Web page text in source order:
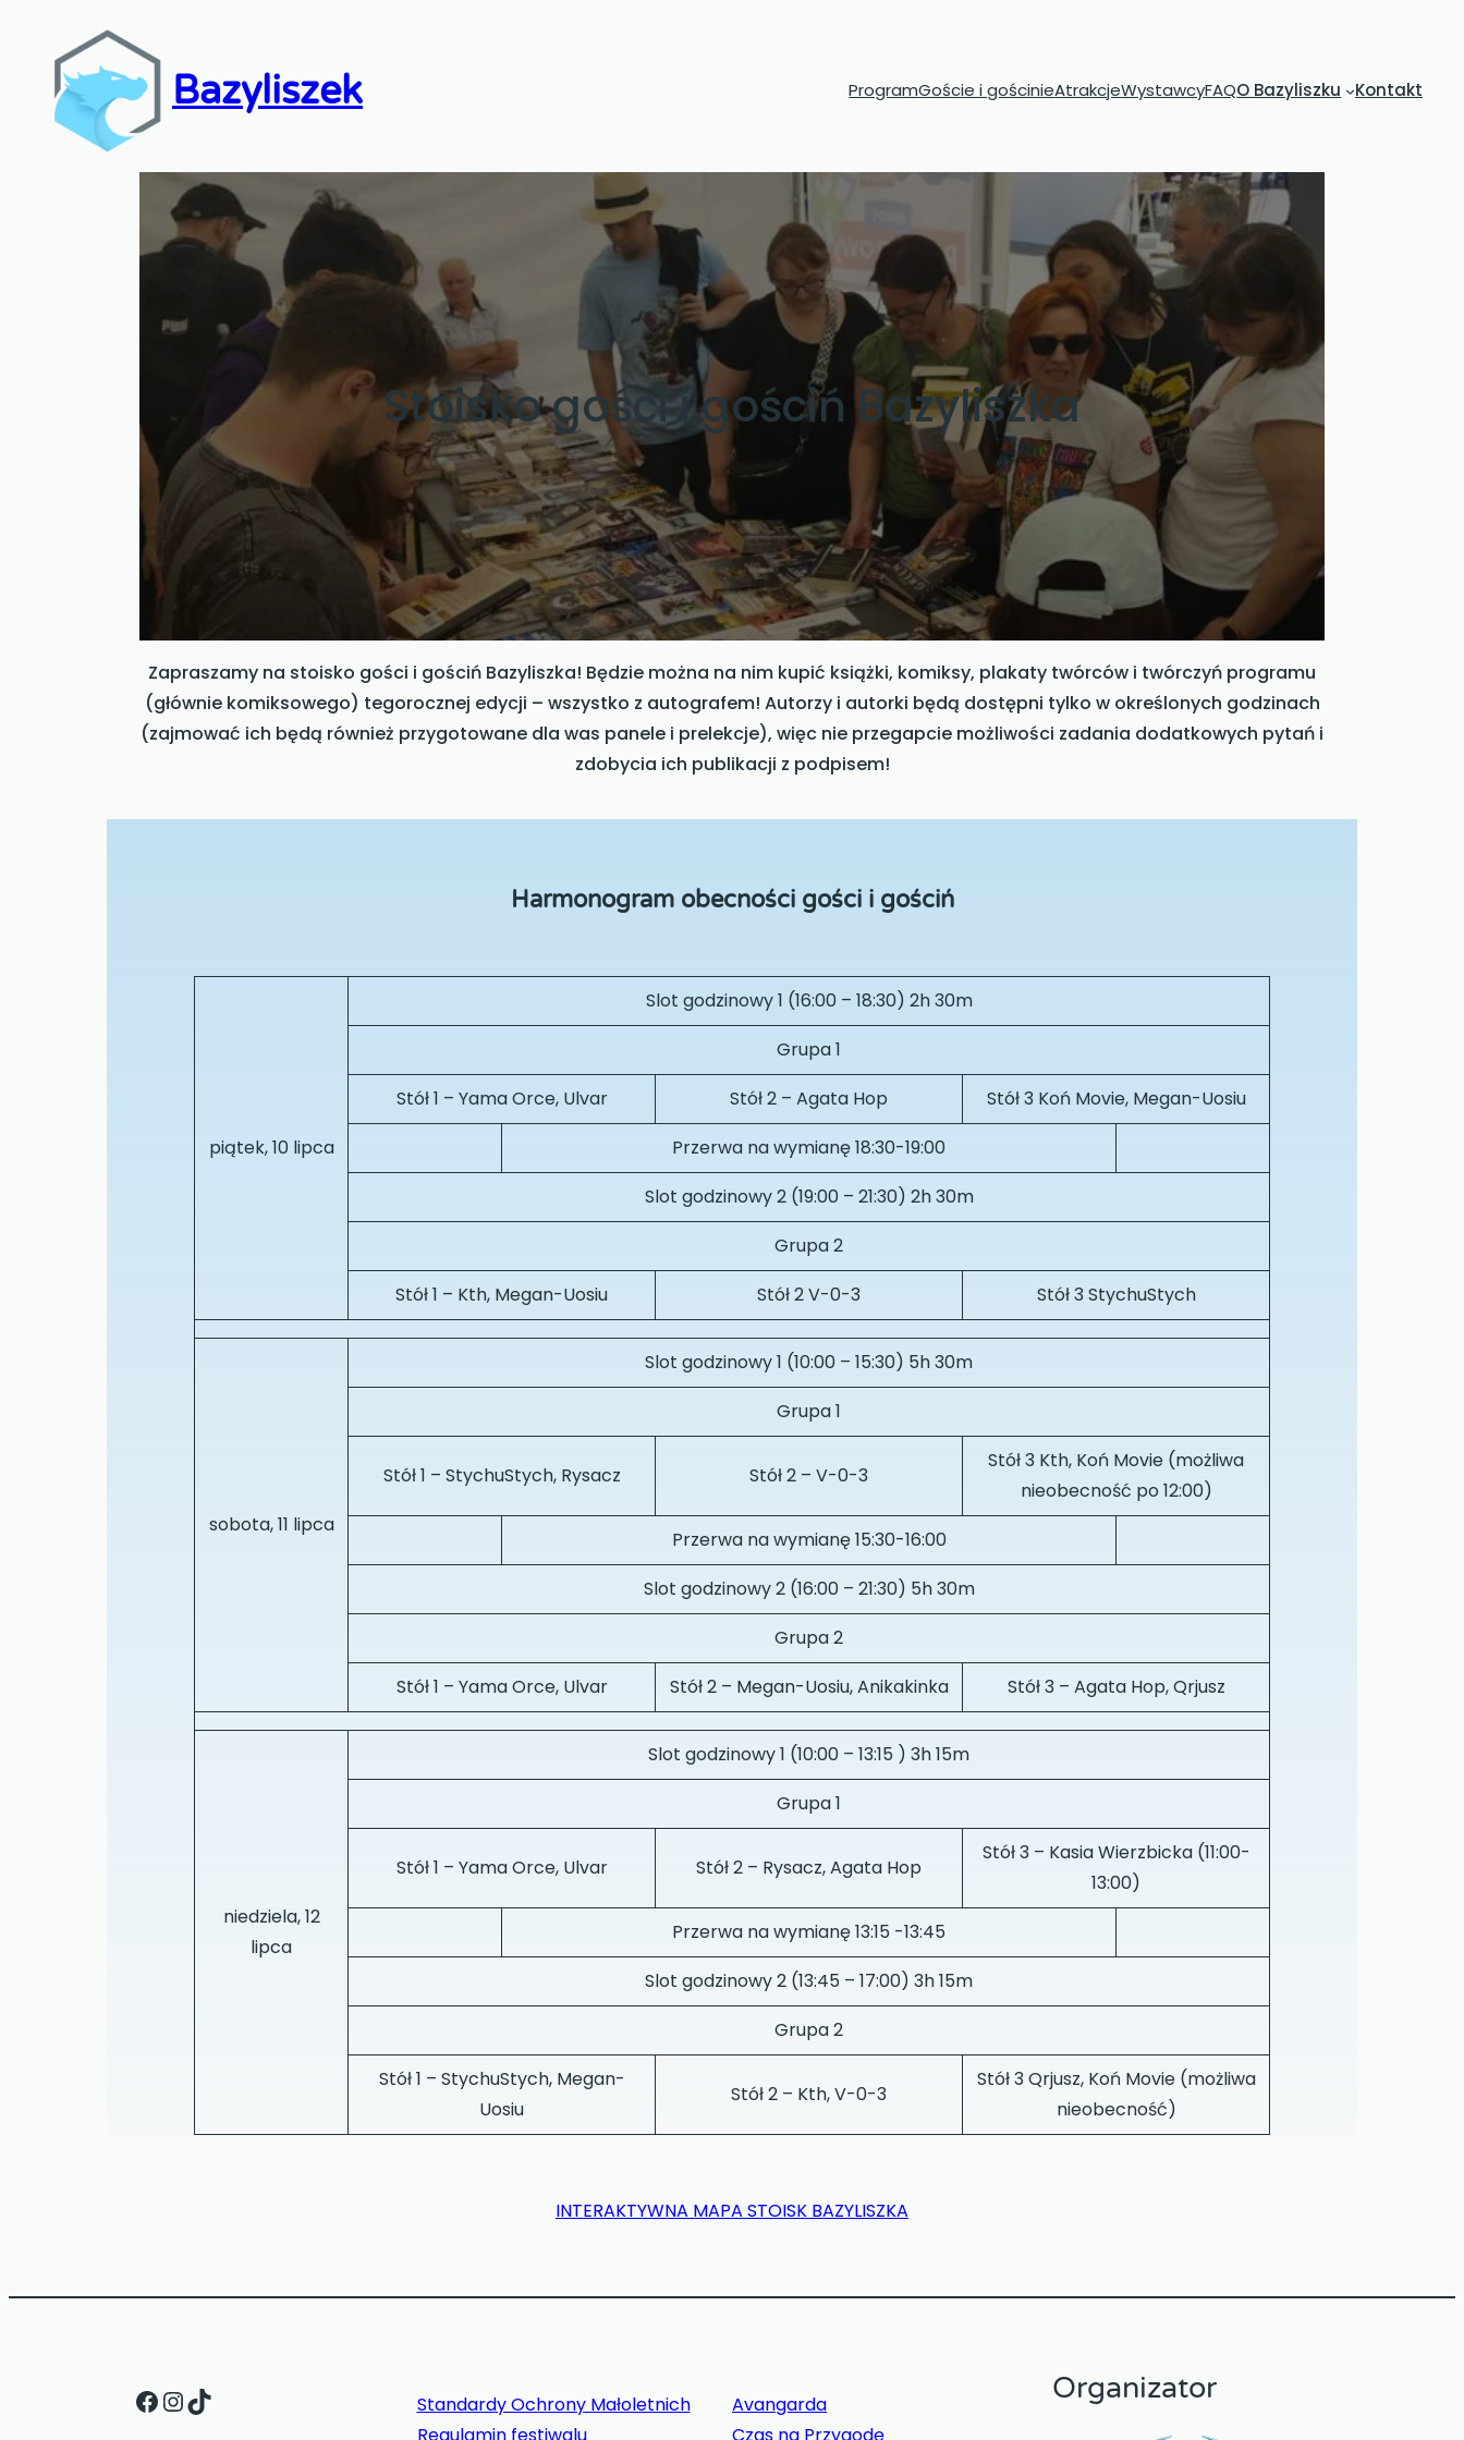
Bazyliszek ProgramGoście i gościnieAtrakcjeWystawcyFAQO Bazyliszku Kontakt
Stoisko gości i gościń Bazyliszka
Zapraszamy na stoisko gości i gościń Bazyliszka! Będzie można na nim kupić książki, komiksy, plakaty twórców i twórczyń programu
(głównie komiksowego) tegorocznej edycji – wszystko z autografem! Autorzy i autorki będą dostępni tylko w określonych godzinach
(zajmować ich będą również przygotowane dla was panele i prelekcje), więc nie przegapcie możliwości zadania dodatkowych pytań i
zdobycia ich publikacji z podpisem!
Harmonogram obecności gości i gościń
piątek, 10 lipca
Slot godzinowy 1 (16:00 – 18:30) 2h 30m
Grupa 1
Stół 1 – Yama Orce, Ulvar
Stół 2 – Agata Hop
Stół 3 Koń Movie, Megan-Uosiu
Przerwa na wymianę 18:30-19:00
Slot godzinowy 2 (19:00 – 21:30) 2h 30m
Grupa 2
Stół 1 – Kth, Megan-Uosiu
Stół 2 V-0-3 Stół 3 StychuStych
sobota, 11 lipca
Slot godzinowy 1 (10:00 – 15:30) 5h 30m
Grupa 1
Stół 1 – StychuStych, Rysacz Stół 2 – V-0-3
Stół 3 Kth, Koń Movie (możliwa
nieobecność po 12:00)
Przerwa na wymianę 15:30-16:00
Slot godzinowy 2 (16:00 – 21:30) 5h 30m
Grupa 2
Stół 1 – Yama Orce, Ulvar
Stół 2 – Megan-Uosiu, Anikakinka Stół 3 – Agata Hop, Qrjusz
niedziela, 12
lipca
Slot godzinowy 1 (10:00 – 13:15 ) 3h 15m
Grupa 1
Stół 1 – Yama Orce, Ulvar Stół 2 – Rysacz, Agata Hop
Stół 3 – Kasia Wierzbicka (11:00-
13:00)
Przerwa na wymianę 13:15 -13:45
Slot godzinowy 2 (13:45 – 17:00) 3h 15m
Grupa 2
Stół 1 – StychuStych, Megan-
Uosiu
Stół 2 – Kth, V-0-3
Stół 3 Qrjusz, Koń Movie (możliwa
nieobecność)
INTERAKTYWNA MAPA STOISK BAZYLISZKA
Facebook InstagramTikTok
Standardy Ochrony Małoletnich
Avangarda
Organizator